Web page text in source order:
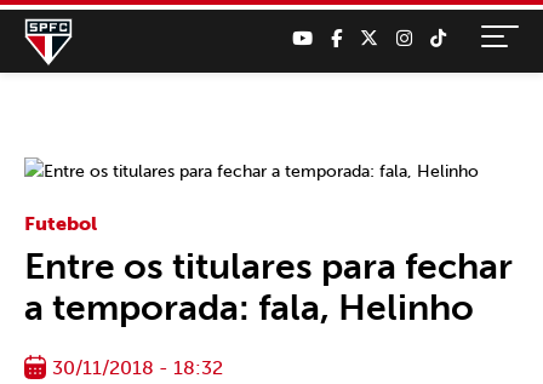
Futebol
Entre os titulares para fechar
a temporada: fala, Helinho
30/11/2018 - 18:32